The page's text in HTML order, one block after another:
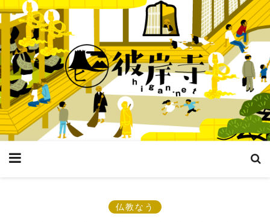
仏教なう